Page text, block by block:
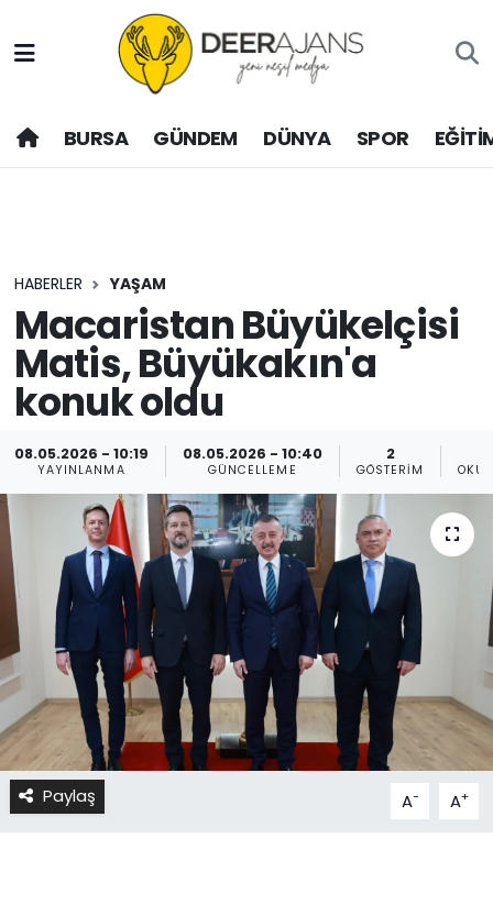
BURSA GÜNDEM DÜNYA SPOR
HABERLER YAŞAM
Macaristan Büyükelçisi
Matis, Büyükakın'a
konuk oldu
08.05.2026 - 10:19
YAYINLANMA
08.05.2026 - 10:40
GÜNCELLEME
2
GÖSTERIM
Paylaş A- A+
Hava Durumu
Trafik Durumu
Son Dakika Haberleri
Haber Arşivi